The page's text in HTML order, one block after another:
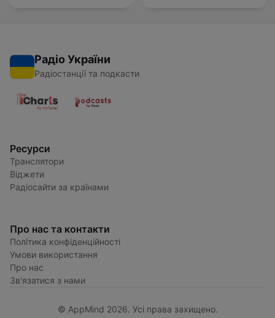
Радіо України
Радіостанції та подкасти
Ресурси
Транслятори
Віджети
Радіосайти за країнами
Про нас та контакти
Політика конфіденційності
Умови використання
Про нас
Зв'язатися з нами
© AppMind 2026. Усі права захищено.